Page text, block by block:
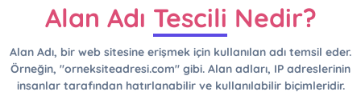
Alan Adı Tescili Nedir?
Alan Adı, bir web sitesine erişmek için kullanılan adı temsil eder.
Örneğin, "orneksiteadresi.com" gibi. Alan adları, IP adreslerinin
insanlar tarafından hatırlanabilir ve kullanılabilir biçimleridir.